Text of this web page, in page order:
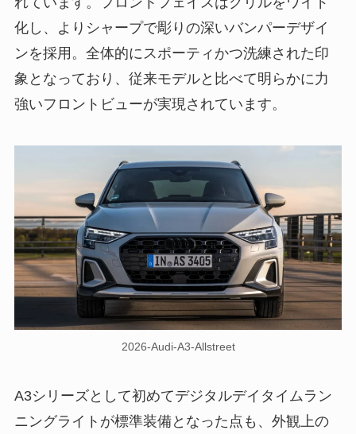
化し、よりシャープで彫りの深いバンパーデザイ
ンを採用。全体的にスポーティかつ洗練された印
象となっており、従来モデルと比べて明らかに力
強いフロントビューが実現されています。
2026-Audi-A3-Allstreet
A3シリーズとして初めてデジタルデイタイムラン
ニングライトが標準装備となった点も、外観上の